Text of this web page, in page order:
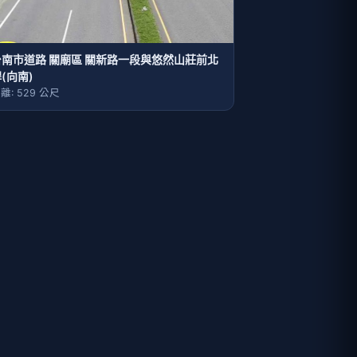
市道路 關廟區 關新路一段與悠然山莊前北
向南)
: 529 公尺